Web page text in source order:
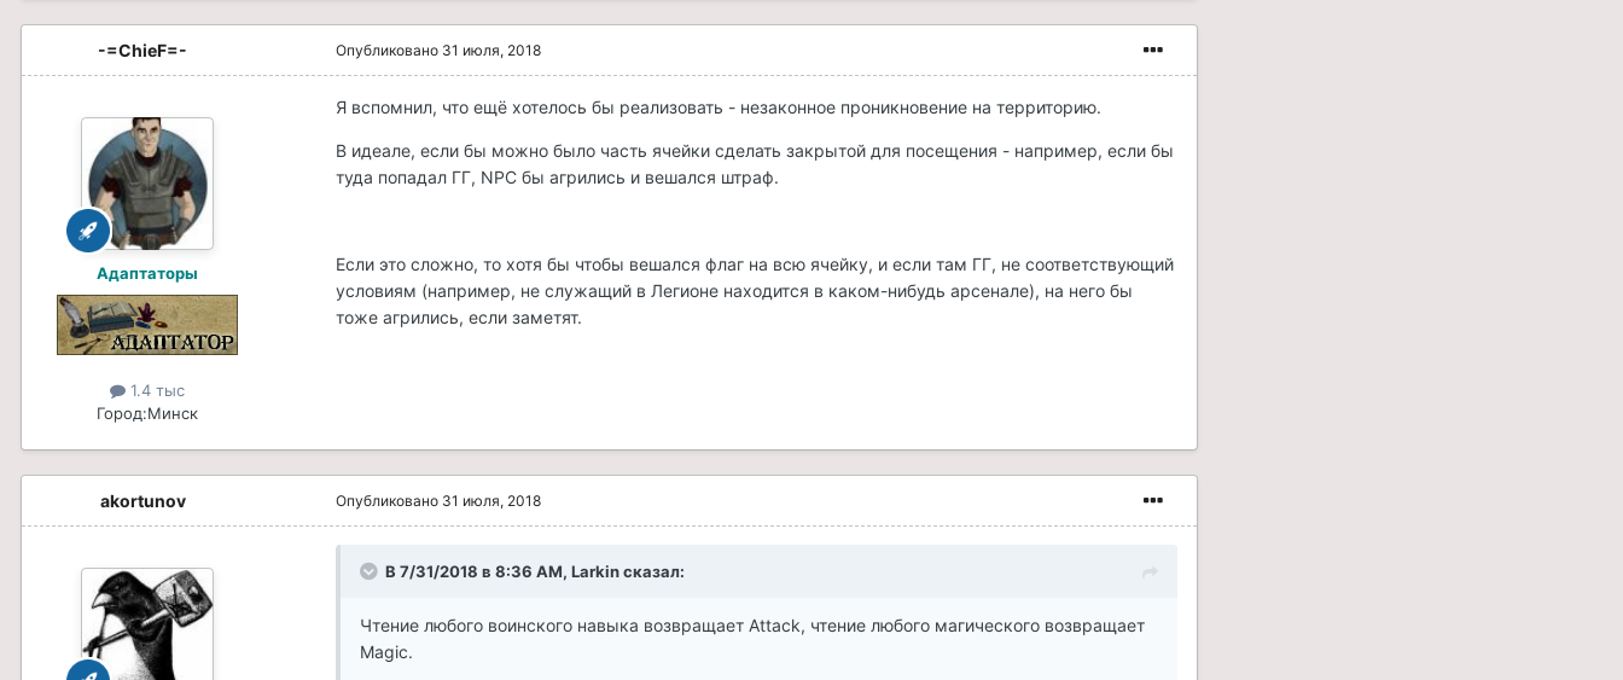
-=ChieF=-
Адаптаторы
1.4 тыс
Город:Минск
Опубликовано 31 июля, 2018
Я вспомнил, что ещё хотелось бы реализовать - незаконное проникновение на территорию.
В идеале, если бы можно было часть ячейки сделать закрытой для посещения - например, если бы
туда попадал ГГ, NPC бы агрились и вешался штраф.
Если это сложно, то хотя бы чтобы вешался флаг на всю ячейку, и если там ГГ, не соответствующий
условиям (например, не служащий в Легионе находится в каком-нибудь арсенале), на него бы
тоже агрились, если заметят.
akortunov Опубликовано 31 июля, 2018
В 7/31/2018 в 8:36 AM, Larkin сказал:
Чтение любого воинского навыка возвращает Attack, чтение любого магического возвращает
Magic.